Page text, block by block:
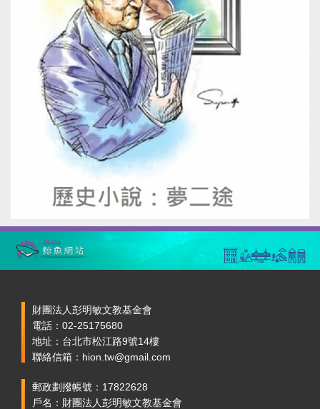
財團法人彭明敏文教基金會
電話：02-25175680
地址：台北市松江路9號14樓
聯絡信箱：hion.tw@gmail.com
郵政劃撥帳號：17822628
戶名：財團法人彭明敏文教基金會